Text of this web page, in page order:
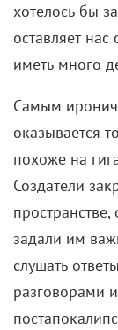
хотелось бы
оставляет
иметь много
Самым
оказывается
похоже на
Создатели
задали им
слушать
разговорами